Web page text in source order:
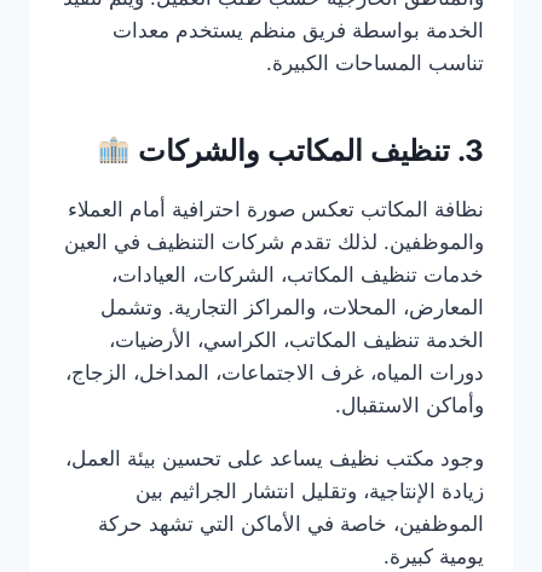
الخدمة بواسطة فريق منظم يستخدم معدات
تناسب المساحات الكبيرة.
3. تنظيف المكاتب والشركات
نظافة المكاتب تعكس صورة احترافية أمام العملاء
والموظفين. لذلك تقدم شركات التنظيف في العين
خدمات تنظيف المكاتب، الشركات، العيادات،
المعارض، المحلات، والمراكز التجارية. وتشمل
الخدمة تنظيف المكاتب، الكراسي، الأرضيات،
دورات المياه، غرف الاجتماعات، المداخل، الزجاج،
وأماكن الاستقبال.
وجود مكتب نظيف يساعد على تحسين بيئة العمل،
زيادة الإنتاجية، وتقليل انتشار الجراثيم بين
الموظفين، خاصة في الأماكن التي تشهد حركة
يومية كبيرة.